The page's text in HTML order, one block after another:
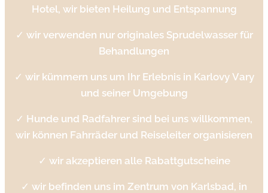
Hotel, wir bieten Heilung und Entspannung
✓ wir verwenden nur originales Sprudelwasser für
Behandlungen
✓ wir kümmern uns um Ihr Erlebnis in Karlovy Vary
und seiner Umgebung
✓ Hunde und Radfahrer sind bei uns willkommen,
wir können Fahrräder und Reiseleiter organisieren
✓ wir akzeptieren alle Rabattgutscheine
✓ wir befinden uns im Zentrum von Karlsbad, in